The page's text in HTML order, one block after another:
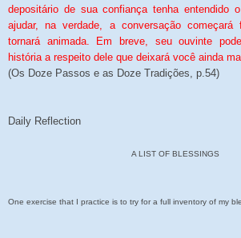
depositário de sua confiança tenha entendido
ajudar, na verdade, a conversação
tornará animada. Em breve, seu ouvinte
história a respeito dele que deixará você ainda
(Os Doze Passos e as Doze Tradições, p.54)
Daily Reflection
A LIST OF BLESSINGS
One exercise that I practice is to try for a full inventory of my